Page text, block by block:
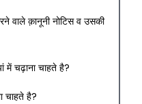
वाले क़ानूनी नोटिस व उसकी
में चढ़ाना चाहते है?
चाहते है?